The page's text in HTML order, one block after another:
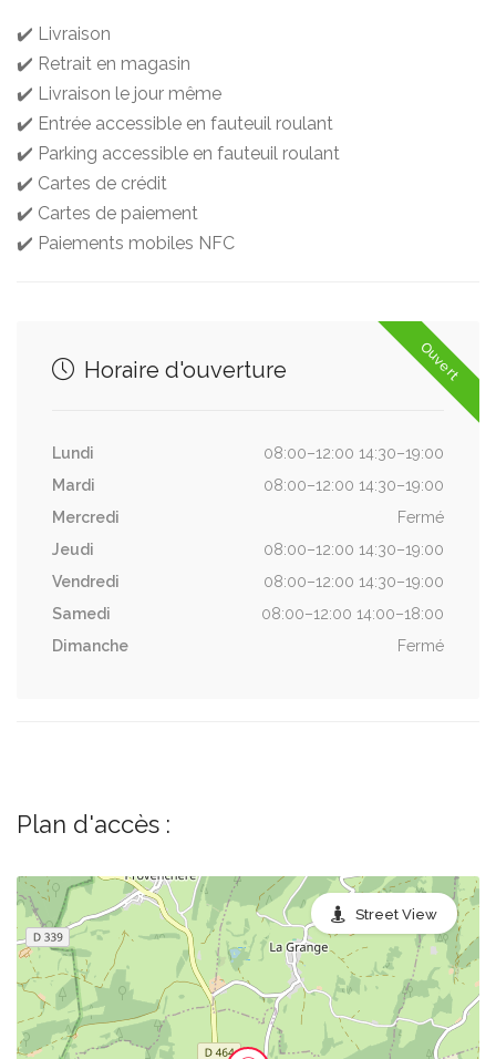
✔️ Livraison
✔️ Retrait en magasin
✔️ Livraison le jour même
✔️ Entrée accessible en fauteuil roulant
✔️ Parking accessible en fauteuil roulant
✔️ Cartes de crédit
✔️ Cartes de paiement
✔️ Paiements mobiles NFC
Ouvert
Horaire d'ouverture
Lundi
08:00–12:00 14:30–19:00
Mardi
08:00–12:00 14:30–19:00
Mercredi
Fermé
Jeudi
08:00–12:00 14:30–19:00
Vendredi
08:00–12:00 14:30–19:00
Samedi
08:00–12:00 14:00–18:00
Dimanche
Fermé
Plan d'accès :
Street View